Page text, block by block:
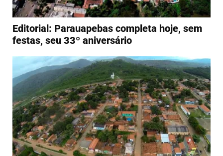
Editorial: Parauapebas completa hoje, sem
festas, seu 33º aniversário